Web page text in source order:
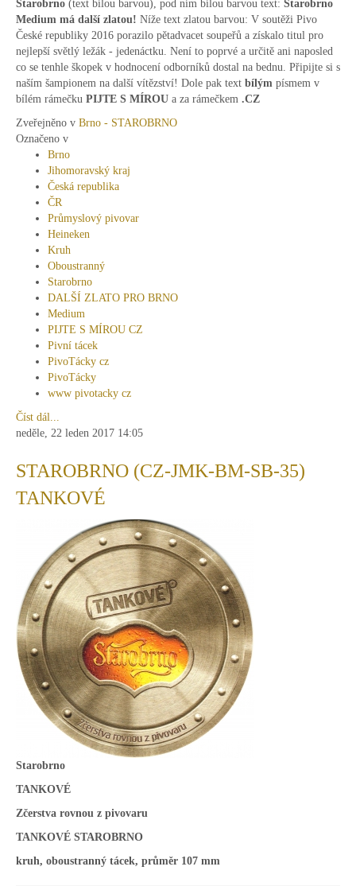
Starobrno (text bílou barvou), pod ním bílou barvou text: Starobrno
Medium má další zlatou! Níže text zlatou barvou: V soutěži Pivo
České republiky 2016 porazilo pětadvacet soupeřů a získalo titul pro
nejlepší světlý ležák - jedenáctku. Není to poprvé a určitě ani naposled
co se tenhle škopek v hodnocení odborníků dostal na bednu. Připijte si s
naším šampionem na další vítězství! Dole pak text bílým písmem v
bílém rámečku PIJTE S MÍROU a za rámečkem .CZ
Zveřejněno v Brno - STAROBRNO
Označeno v
Brno
Jihomoravský kraj
Česká republika
ČR
Průmyslový pivovar
Heineken
Kruh
Oboustranný
Starobrno
DALŠÍ ZLATO PRO BRNO
Medium
PIJTE S MÍROU CZ
Pivní tácek
PivoTácky cz
PivoTácky
www pivotacky cz
Číst dál...
neděle, 22 leden 2017 14:05
STAROBRNO (CZ-JMK-BM-SB-35)
TANKOVÉ
Starobrno
TANKOVÉ
Zčerstva rovnou z pivovaru
TANKOVÉ STAROBRNO
kruh, oboustranný tácek, průměr 107 mm